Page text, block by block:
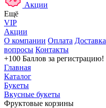
Акции
Ещё
VIP
Акции
О компании Оплата Доставка
вопросы Контакты
+100 Баллов за регистрацию!
Главная
Каталог
Букеты
Вкусные букеты
Фруктовые корзины